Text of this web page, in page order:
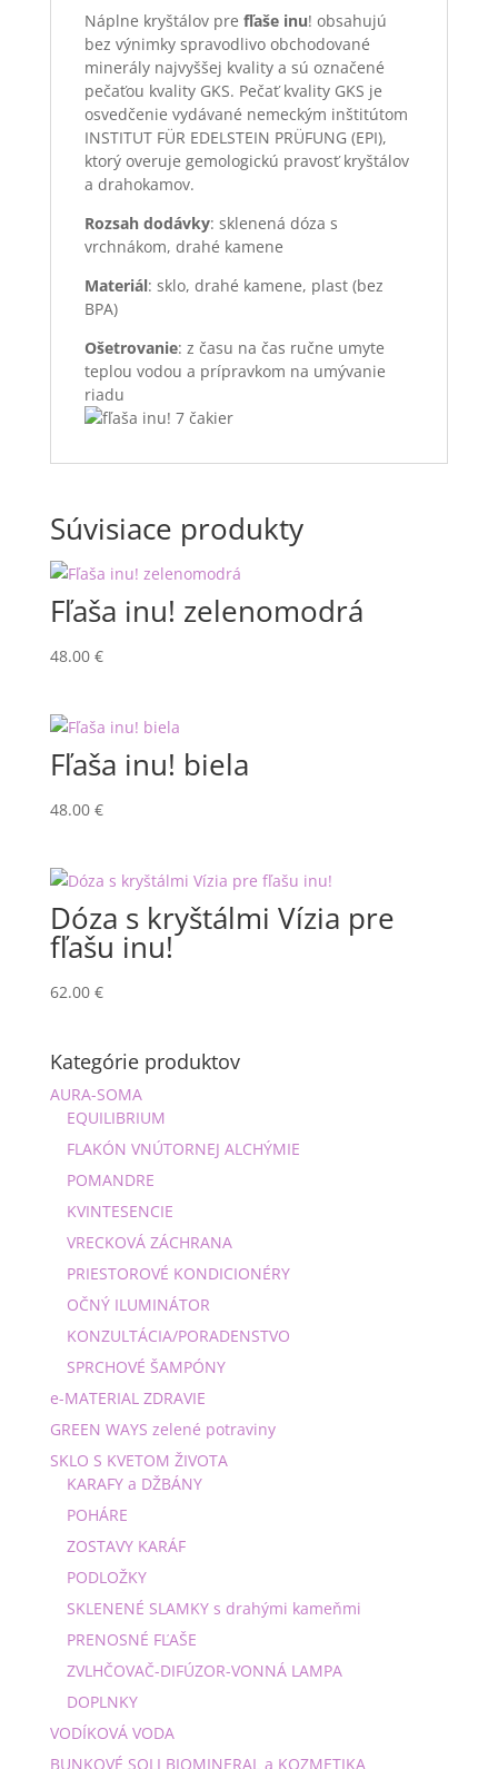
Náplne kryštálov pre fľaše inu! obsahujú
bez výnimky spravodlivo obchodované
minerály najvyššej kvality a sú označené
pečaťou kvality GKS. Pečať kvality GKS je
osvedčenie vydávané nemeckým inštitútom
INSTITUT FÜR EDELSTEIN PRÜFUNG (EPI),
ktorý overuje gemologickú pravosť kryštálov
a drahokamov.
Rozsah dodávky: sklenená dóza s
vrchnákom, drahé kamene
Materiál: sklo, drahé kamene, plast (bez
BPA)
Ošetrovanie: z času na čas ručne umyte
teplou vodou a prípravkom na umývanie
riadu
Súvisiace produkty
Fľaša inu! zelenomodrá
48.00 €
Fľaša inu! biela
48.00 €
Dóza s kryštálmi Vízia pre
fľašu inu!
62.00 €
Kategórie produktov
AURA-SOMA
EQUILIBRIUM
FLAKÓN VNÚTORNEJ ALCHÝMIE
POMANDRE
KVINTESENCIE
VRECKOVÁ ZÁCHRANA
PRIESTOROVÉ KONDICIONÉRY
OČNÝ ILUMINÁTOR
KONZULTÁCIA/PORADENSTVO
SPRCHOVÉ ŠAMPÓNY
e-MATERIAL ZDRAVIE
GREEN WAYS zelené potraviny
SKLO S KVETOM ŽIVOTA
KARAFY a DŽBÁNY
POHÁRE
ZOSTAVY KARÁF
PODLOŽKY
SKLENENÉ SLAMKY s drahými kameňmi
PRENOSNÉ FĽAŠE
ZVLHČOVAČ-DIFÚZOR-VONNÁ LAMPA
DOPLNKY
VODÍKOVÁ VODA
BUNKOVÉ SOLI BIOMINERAL a KOZMETIKA